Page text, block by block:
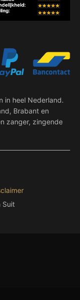
in heel Nederland.
Brabant en
zanger, zingende
Suit